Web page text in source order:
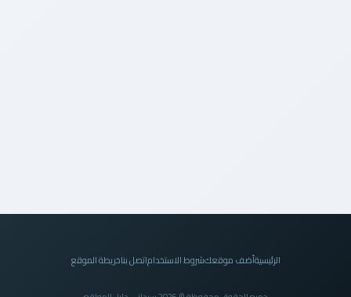
الرئيسيةأضف موقعكشروط الاستخداماتصل بناخريطة الموقع